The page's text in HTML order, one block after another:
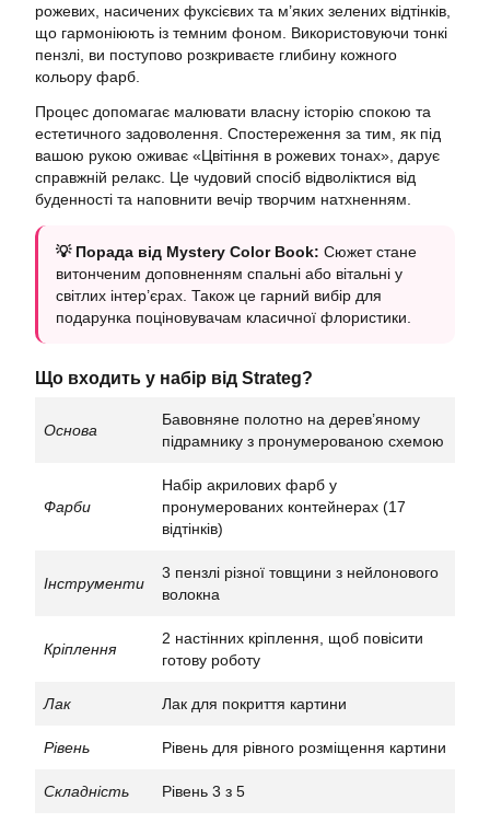
рожевих, насичених фуксієвих та м’яких зелених відтінків,
що гармоніюють із темним фоном. Використовуючи тонкі
пензлі, ви поступово розкриваєте глибину кожного
кольору фарб.
Процес допомагає малювати власну історію спокою та
естетичного задоволення. Спостереження за тим, як під
вашою рукою оживає «Цвітіння в рожевих тонах», дарує
справжній релакс. Це чудовий спосіб відволіктися від
буденності та наповнити вечір творчим натхненням.
💡 Порада від Mystery Color Book: Сюжет стане
витонченим доповненням спальні або вітальні у
світлих інтер’єрах. Також це гарний вибір для
подарунка поціновувачам класичної флористики.
Що входить у набір від Strateg?
Основа
Бавовняне полотно на дерев’яному
підрамнику з пронумерованою схемою
Фарби
Набір акрилових фарб у
пронумерованих контейнерах (17
відтінків)
Інструменти
3 пензлі різної товщини з нейлонового
волокна
Кріплення
2 настінних кріплення, щоб повісити
готову роботу
Лак Лак для покриття картини
Рівень Рівень для рівного розміщення картини
Складність Рівень 3 з 5